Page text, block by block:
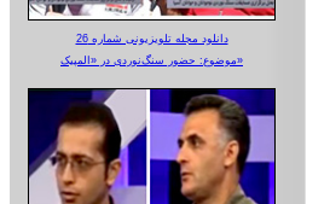
دانلود مجله تلویزیونی شماره 26
موضوع: حضور سنگ‌نوردی در «المپیک»